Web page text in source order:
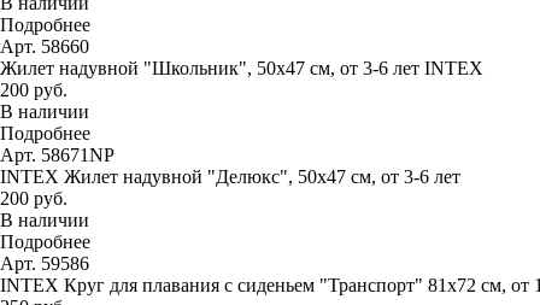
Подробнее
Арт. 58660
Жилет надувной "Школьник", 50х47 см, от 3-6 лет INTEX
200 руб.
В наличии
Подробнее
Арт. 58671NP
INTEX Жилет надувной "Делюкс", 50х47 см, от 3-6 лет
200 руб.
В наличии
Подробнее
Арт. 59586
INTEX Круг для плавания с сиденьем "Транспорт" 81х72 см,